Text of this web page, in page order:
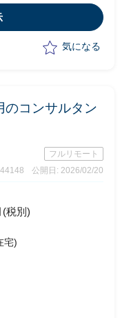
施予定
による要件整理
気になる
のコンサルタン
フルリモート
公開日: 2026/02/20
(税別)
宅)